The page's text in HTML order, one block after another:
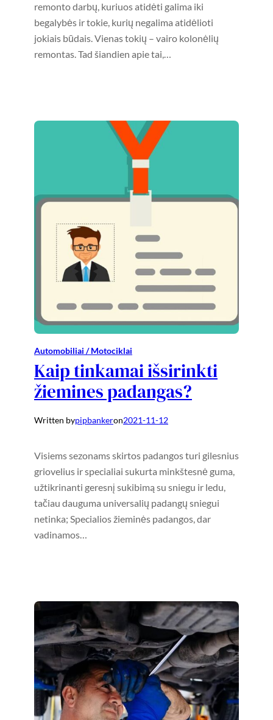
remonto darbų, kuriuos atidėti galima iki
begalybės ir tokie, kurių negalima atidėlioti
jokiais būdais. Vienas tokių – vairo kolonėlių
remontas. Tad šiandien apie tai,…
Automobiliai / Motociklai
Kaip tinkamai išsirinkti
žiemines padangas?
Written bypipbankeron2021-11-12
Visiems sezonams skirtos padangos turi gilesnius
griovelius ir specialiai sukurta minkštesnė guma,
užtikrinanti geresnį sukibimą su sniegu ir ledu,
tačiau dauguma universalių padangų sniegui
netinka; Specialios žieminės padangos, dar
vadinamos…